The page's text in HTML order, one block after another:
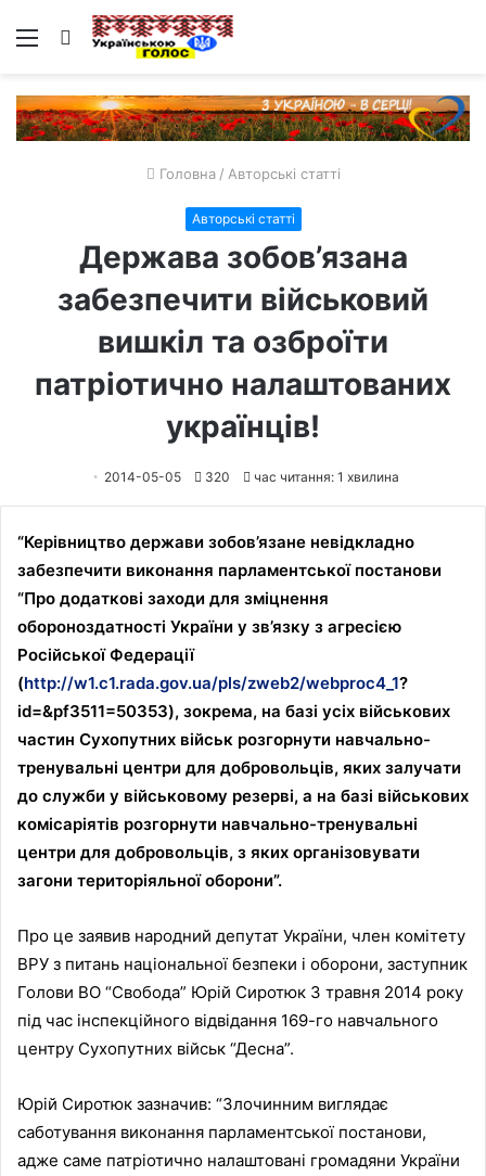
Меню Пошук
Головна / Авторські статті
Авторські статті
Держава зобов’язана
забезпечити військовий
вишкіл та озброїти
патріотично налаштованих
українців!
2014-05-05 320 час читання: 1 хвилина
“Керівництво держави зобов’язане невідкладно
забезпечити виконання парламентської постанови
“Про додаткові заходи для зміцнення
обороноздатності України у зв’язку з агресією
Російської Федерації
(http://w1.c1.rada.gov.ua/pls/zweb2/webproc4_1?
id=&pf3511=50353), зокрема, на базі усіх військових
частин Сухопутних військ розгорнути навчально-
тренувальні центри для добровольців, яких залучати
до служби у військовому резерві, а на базі військових
комісаріятів розгорнути навчально-тренувальні
центри для добровольців, з яких організовувати
загони територіяльної оборони”.
Про це заявив народний депутат України, член комітету
ВРУ з питань національної безпеки і оборони, заступник
Голови ВО “Свобода” Юрій Сиротюк 3 травня 2014 року
під час інспекційного відвідання 169-го навчального
центру Сухопутних військ “Десна”.
Юрій Сиротюк зазначив: “Злочинним виглядає
саботування виконання парламентської постанови,
адже саме патріотично налаштовані громадяни України